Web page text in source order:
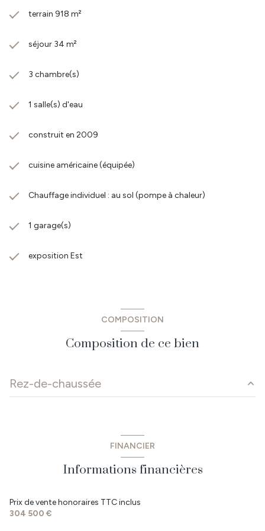
terrain 918 m²
séjour 34 m²
3 chambre(s)
1 salle(s) d'eau
construit en 2009
cuisine américaine (équipée)
Chauffage individuel : au sol (pompe à chaleur)
1 garage(s)
exposition Est
COMPOSITION
Composition de ce bien
Rez-de-chaussée
WC
FINANCIER
Informations financières
Prix de vente honoraires TTC inclus
304 500 €